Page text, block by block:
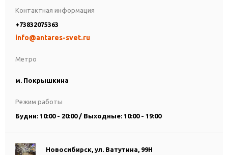
Метро
м. Покрышкина
Контактная информация
+73832075363
info@antares-svet.ru
Режим работы
Будни: 10:00 - 20:00 / Выходные: 10:00 - 19:00
Новосибирск, ул. Ватутина, 99Н